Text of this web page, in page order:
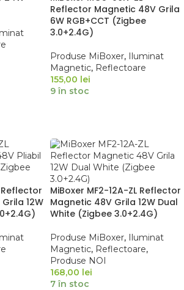
Reflector Magnetic 48V Grila
6W RGB+CCT (Zigbee
3.0+2.4G)
Produse MiBoxer, Iluminat
Magnetic, Reflectoare
155,00 lei
9 în stoc
Reflector
12W
MiBoxer MF2-12A-ZL Reflector
Magnetic 48V Grila 12W Dual
White (Zigbee 3.0+2.4G)
Produse MiBoxer, Iluminat
Magnetic, Reflectoare,
Produse NOI
168,00 lei
7 în stoc